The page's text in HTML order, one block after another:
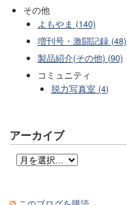
その他
よもやま (140)
増刊号・激闘記録 (48)
製品紹介(その他) (90)
コミュニティ
脱力写真室 (4)
アーカイブ